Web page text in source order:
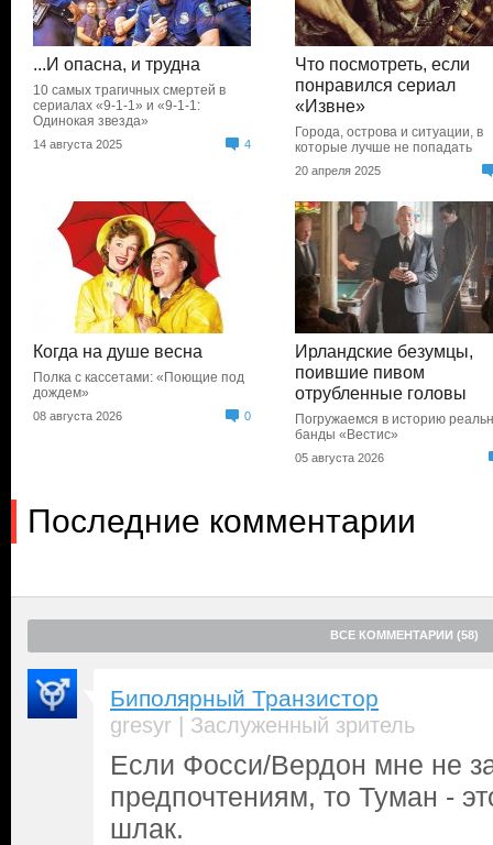
...И опасна, и трудна
10 самых трагичных смертей в
сериалах «9-1-1» и «9-1-1:
Одинокая звезда»
14 августа 2025 4
Что посмотреть, если
понравился сериал
«Извне»
Города, острова и ситуации, в
которые лучше не попадать
20 апреля 2025
Когда на душе весна
Полка с кассетами: «Поющие под
дождем»
08 августа 2026 0
Ирландские безумцы,
поившие пивом
отрубленные головы
Погружаемся в историю
банды «Вестис»
05 августа 2026
Последние комментарии
ВСЕ КОММЕНТАРИИ (58)
Биполярный Транзистор
gresyr | Заслуженный зритель
Если Фосси/Вердон мне не
предпочтениям, то Туман -
шлак.